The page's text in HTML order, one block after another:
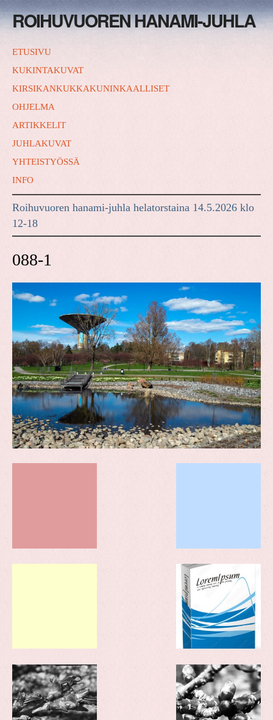
ROIHUVUOREN HANAMI-JUHLA
ETUSIVU
KUKINTAKUVAT
KIRSIKANKUKKAKUNINKAALLISET
OHJELMA
ARTIKKELIT
JUHLAKUVAT
YHTEISTYÖSSÄ
INFO
Roihuvuoren hanami-juhla helatorstaina 14.5.2026 klo
12-18
088-1